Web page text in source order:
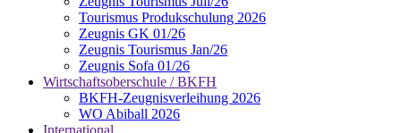
Tourismus Produkschulung 2026
Zeugnis GK 01/26
Zeugnis Tourismus Jan/26
Zeugnis Sofa 01/26
Wirtschaftsoberschule / BKFH
BKFH-Zeugnisverleihung 2026
WO Abiball 2026